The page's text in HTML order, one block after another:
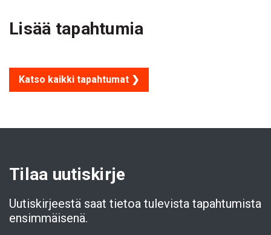
Lisää tapahtumia
Katso kaikki tapahtumat ❯
Tilaa uutiskirje
Uutiskirjeestä saat tietoa tulevista tapahtumista
ensimmäisenä.